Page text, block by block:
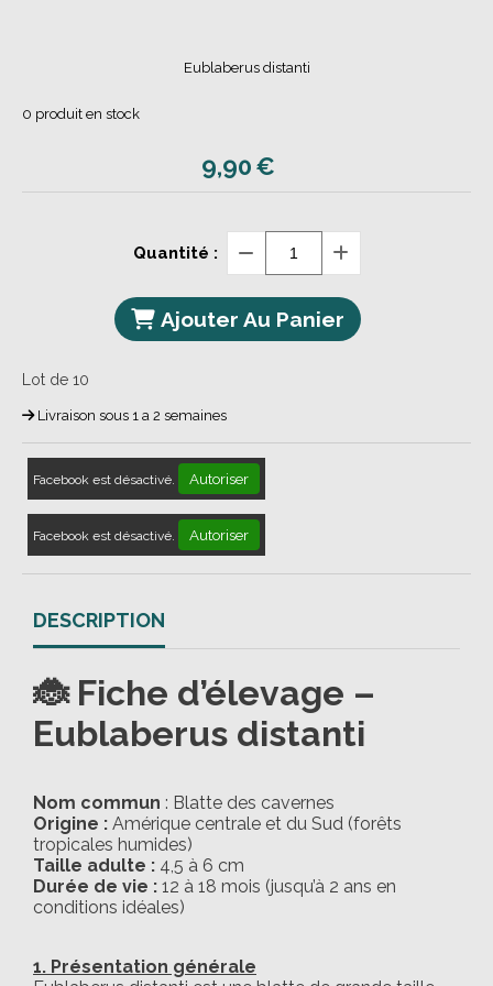
Eublaberus distanti
9,90€
0 produit en stock
Quantité :
Ajouter Au Panier
Lot de 10
Livraison sous 1 a 2 semaines
Facebook est désactivé. Autoriser
Facebook est désactivé. Autoriser
DESCRIPTION
🐞 Fiche d’élevage –
Eublaberus distanti
Nom commun : Blatte des cavernes
Origine : Amérique centrale et du Sud (forêts
tropicales humides)
Taille adulte : 4,5 à 6 cm
Durée de vie : 12 à 18 mois (jusqu’à 2 ans en
conditions idéales)
1. Présentation générale